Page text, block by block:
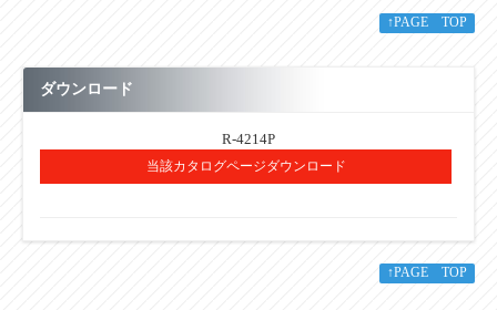
ベアリング内径
db（Φ）
↑PAGE TOP
ダウンロード
R-4214P
当該カタログページダウンロード
↑PAGE TOP